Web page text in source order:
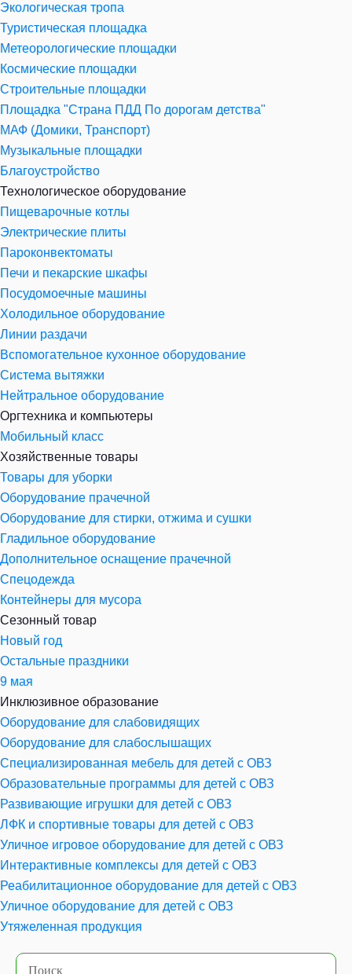
Экологическая тропа
Туристическая площадка
Метеорологические площадки
Космические площадки
Строительные площадки
Площадка "Страна ПДД По дорогам детства"
МАФ (Домики, Транспорт)
Музыкальные площадки
Благоустройство
Технологическое оборудование
Пищеварочные котлы
Электрические плиты
Пароконвектоматы
Печи и пекарские шкафы
Посудомоечные машины
Холодильное оборудование
Линии раздачи
Вспомогательное кухонное оборудование
Система вытяжки
Нейтральное оборудование
Оргтехника и компьютеры
Мобильный класс
Хозяйственные товары
Товары для уборки
Оборудование прачечной
Оборудование для стирки, отжима и сушки
Гладильное оборудование
Дополнительное оснащение прачечной
Спецодежда
Контейнеры для мусора
Сезонный товар
Новый год
Остальные праздники
9 мая
Инклюзивное образование
Оборудование для слабовидящих
Оборудование для слабослышащих
Специализированная мебель для детей с ОВЗ
Образовательные программы для детей с ОВЗ
Развивающие игрушки для детей с ОВЗ
ЛФК и спортивные товары для детей с ОВЗ
Уличное игровое оборудование для детей с ОВЗ
Интерактивные комплексы для детей с ОВЗ
Реабилитационное оборудование для детей с ОВЗ
Уличное оборудование для детей с ОВЗ
Утяжеленная продукция